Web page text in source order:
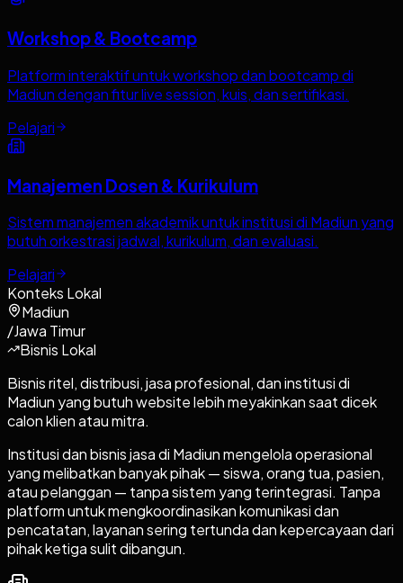
Workshop & Bootcamp
Platform interaktif untuk workshop dan bootcamp di
Madiun dengan fitur live session, kuis, dan sertifikasi.
Pelajari
Manajemen Dosen & Kurikulum
Sistem manajemen akademik untuk institusi di Madiun yang
butuh orkestrasi jadwal, kurikulum, dan evaluasi.
Pelajari
Konteks Lokal
Madiun
/Jawa Timur
Bisnis Lokal
Bisnis ritel, distribusi, jasa profesional, dan institusi di
Madiun yang butuh website lebih meyakinkan saat dicek
calon klien atau mitra.
Institusi dan bisnis jasa di Madiun mengelola operasional
yang melibatkan banyak pihak — siswa, orang tua, pasien,
atau pelanggan — tanpa sistem yang terintegrasi. Tanpa
platform untuk mengkoordinasikan komunikasi dan
pencatatan, layanan sering tertunda dan kepercayaan dari
pihak ketiga sulit dibangun.